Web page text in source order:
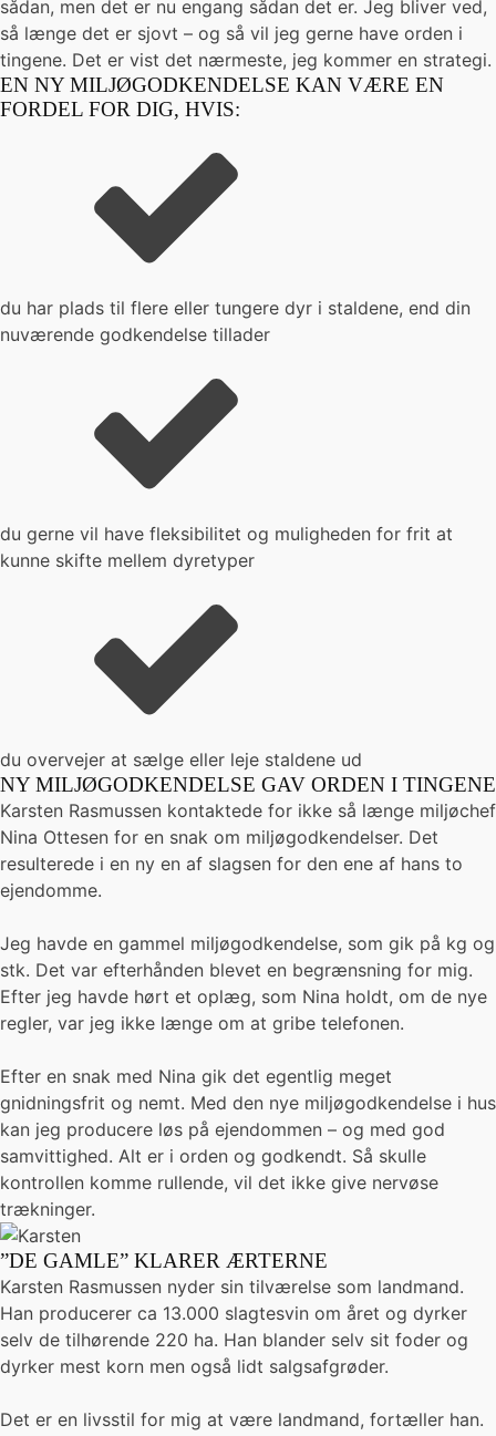
sådan, men det er nu engang sådan det er. Jeg bliver ved,
så længe det er sjovt – og så vil jeg gerne have orden i
tingene. Det er vist det nærmeste, jeg kommer en strategi.
EN NY MILJØGODKENDELSE KAN VÆRE EN
FORDEL FOR DIG, HVIS:
du har plads til flere eller tungere dyr i staldene, end din
nuværende godkendelse tillader
du gerne vil have fleksibilitet og muligheden for frit at
kunne skifte mellem dyretyper
du overvejer at sælge eller leje staldene ud
NY MILJØGODKENDELSE GAV ORDEN I TINGENE
Karsten Rasmussen kontaktede for ikke så længe miljøchef
Nina Ottesen for en snak om miljøgodkendelser. Det
resulterede i en ny en af slagsen for den ene af hans to
ejendomme.
Jeg havde en gammel miljøgodkendelse, som gik på kg og
stk. Det var efterhånden blevet en begrænsning for mig.
Efter jeg havde hørt et oplæg, som Nina holdt, om de nye
regler, var jeg ikke længe om at gribe telefonen.
Efter en snak med Nina gik det egentlig meget
gnidningsfrit og nemt. Med den nye miljøgodkendelse i hus
kan jeg producere løs på ejendommen – og med god
samvittighed. Alt er i orden og godkendt. Så skulle
kontrollen komme rullende, vil det ikke give nervøse
trækninger.
”DE GAMLE” KLARER ÆRTERNE
Karsten Rasmussen nyder sin tilværelse som landmand.
Han producerer ca 13.000 slagtesvin om året og dyrker
selv de tilhørende 220 ha. Han blander selv sit foder og
dyrker mest korn men også lidt salgsafgrøder.
Det er en livsstil for mig at være landmand, fortæller han.